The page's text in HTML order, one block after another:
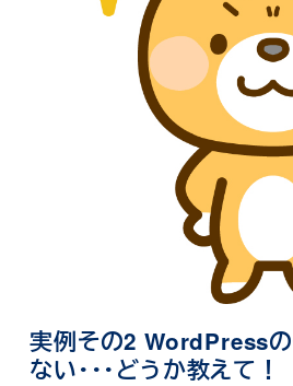
実例その2 WordPress
ない・・・どうか教えて！